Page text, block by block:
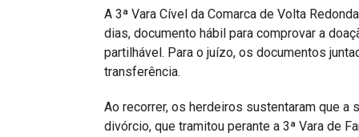
A 3ª Vara Cível da Comarca de Volta
dias, documento hábil para comprovar a
partilhável. Para o juízo, os documentos
transferência.
Ao recorrer, os herdeiros sustentaram que
divórcio, que tramitou perante a 3ª Vara de